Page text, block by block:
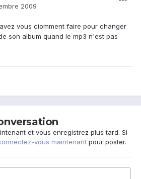
2009
vous ciomment faire pour changer
son album quand le mp3 n'est pas
et vous enregistrez plus tard. Si
vous maintenant pour poster.